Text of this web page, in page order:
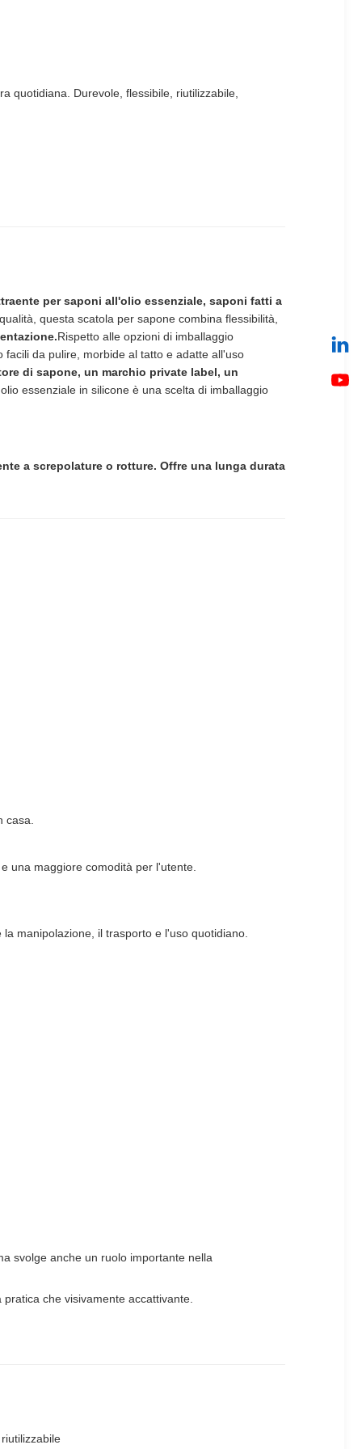
quotidiana. Durevole, flessibile, riutilizzabile,
per saponi all'olio essenziale, saponi fatti a
questa scatola per sapone combina flessibilità,
Rispetto alle opzioni di imballaggio
da pulire, morbide al tatto e adatte all'uso
di sapone, un marchio private label, un
essenziale in silicone è una scelta di imballaggio
a screpolature o rotture. Offre una lunga durata
una maggiore comodità per l'utente.
manipolazione, il trasporto e l'uso quotidiano.
svolge anche un ruolo importante nella
che visivamente accattivante.